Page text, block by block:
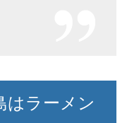
はラーメン